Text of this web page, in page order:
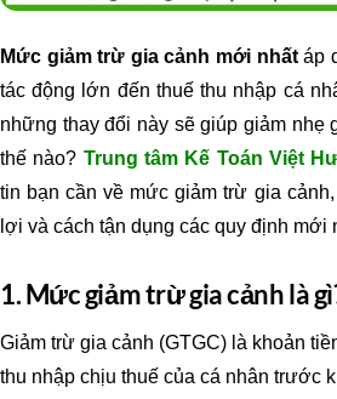
Mức giảm trừ gia cảnh mới nhấtáp
tác động lớn đến thuế thu nhập cá
những thay đổi này sẽ giúp giảm nhẹ
thế nào? Trung tâm Kế Toán Việt
tin bạn cần về mức giảm trừ gia
lợi và cách tận dụng các quy định mới
1. Mức giảm trừ gia cảnh là
Giảm trừ gia cảnh (GTGC) là khoản
thu nhập chịu thuế của cá nhân trước